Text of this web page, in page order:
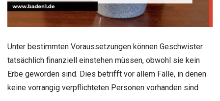
Unter bestimmten Voraussetzungen können Geschwister
tatsächlich finanziell einstehen müssen, obwohl sie kein
Erbe geworden sind. Dies betrifft vor allem Fälle, in denen
keine vorrangig verpflichteten Personen vorhanden sind.